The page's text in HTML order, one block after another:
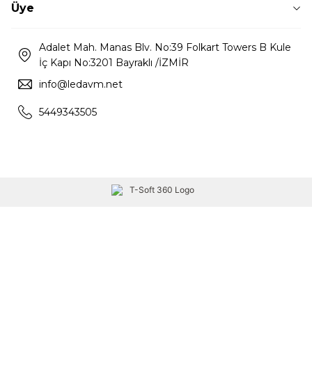
Üye
Adalet Mah. Manas Blv. No:39 Folkart Towers B Kule
İç Kapı No:3201 Bayraklı /İZMİR
info@ledavm.net
5449343505